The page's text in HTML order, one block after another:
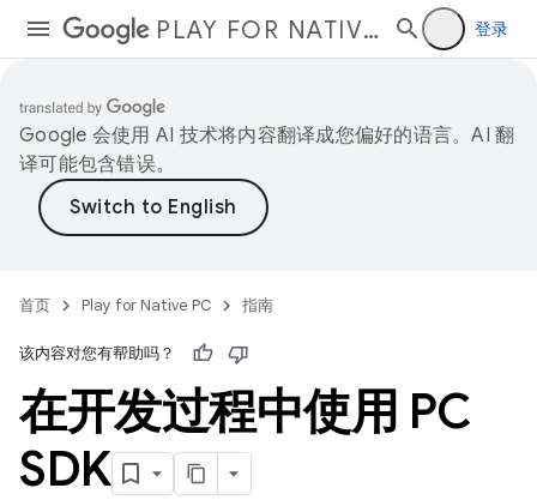
PLAY FOR NATIVE PC 登录
Google 会使用 AI 技术将内容翻译成您偏好的语言。AI 翻
译可能包含错误。
首页 Play for Native PC 指南
该内容对您有帮助吗？
在开发过程中使用 PC
SDK